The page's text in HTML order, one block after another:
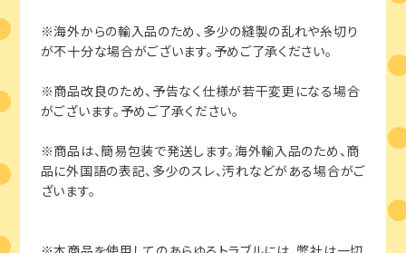
※海外からの輸入品のため、多少の縫製の乱れや糸切り
が不十分な場合がございます。予めご了承ください。
※商品改良のため、予告なく仕様が若干変更になる場合
がございます。予めご了承ください。
※商品は、簡易包装で発送します。海外輸入品のため、商
品に外国語の表記、多少のスレ、汚れなどがある場合がご
ざいます。